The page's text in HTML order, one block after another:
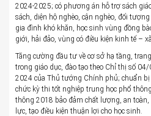
2024-2025; có phương án hỗ trợ sách
sách, diện hộ nghèo, cận nghèo, đối
gia đình khó khăn, học sinh vùng đồng
giới, hải đảo, vùng có điều kiện kinh tế –
Tăng cường đầu tư về cơ sở hạ tầng,
trong giáo dục, đào tạo theo Chỉ thị số
2024 của Thủ tướng Chính phủ; chuẩn
chức kỳ thi tốt nghiệp trung học phổ
thông 2018 bảo đảm chất lượng, an
lực, tạo điều kiện thuận lợi cho học sinh.